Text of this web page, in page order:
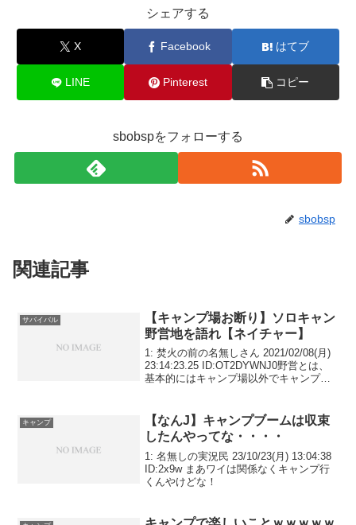
シェアする
X Facebook はてブ
LINE Pinterest コピー
sbobspをフォローする
sbobsp
関連記事
サバイバル
【キャンプ場お断り】ソロキャン
野営地を語れ【ネイチャー】
1: 焚火の前の名無しさん 2021/02/08(月)
23:14:23.25 ID:OT2DYWNJ0野営とは、
基本的にはキャンプ場以外でキャンプす
ンプ場でのキャ...
キャンプ
【なんJ】キャンプブームは収束
したんやってな・・・・
1: 名無しの実況民 23/10/23(月) 13:04:38
ID:2x9w まあワイは関係なくキャンプ行
くんやけどな！